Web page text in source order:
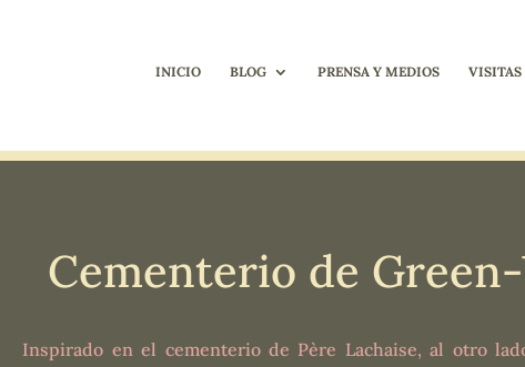
INICIO BLOG PRENSA Y MEDIOS VISITAS
Cementerio de
Inspirado en el cementerio de Père Lachaise, al otro